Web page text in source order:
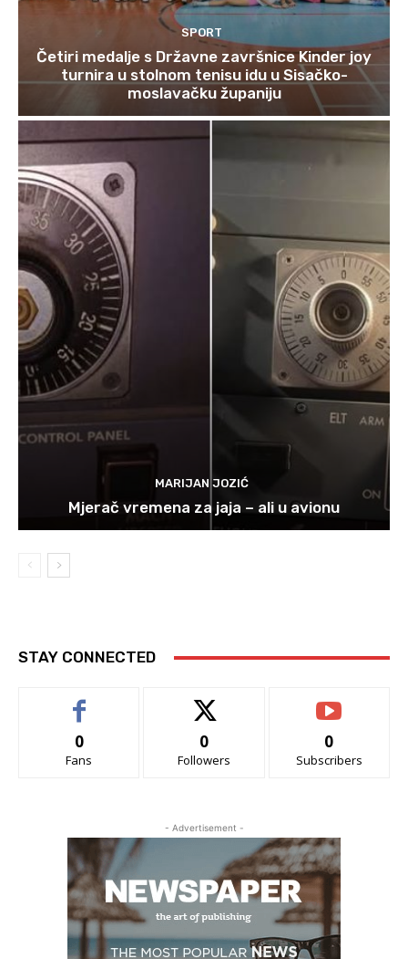
SPORT
Četiri medalje s Državne završnice Kinder joy
turnira u stolnom tenisu idu u Sisačko-
moslavačku županiju
MARIJAN JOZIĆ
Mjerač vremena za jaja – ali u avionu
STAY CONNECTED
0
Fans
0
Followers
0
Subscribers
- Advertisement -